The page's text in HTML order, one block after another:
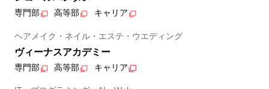
専門部 高等部 キャリア
ヘアメイク・ネイル・エステ・ウエディング
ヴィーナスアカデミー
専門部 高等部 キャリア